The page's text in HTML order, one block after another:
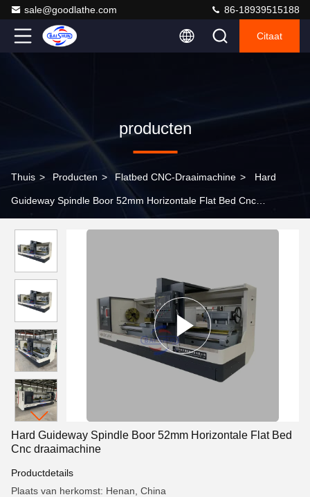
sale@goodlathe.com 86-18939515188
Citaat
producten
Thuis > Producten > Flatbed CNC-Draaimachine > Hard
Guideway Spindle Boor 52mm Horizontale Flat Bed Cnc
Hard Guideway Spindle Boor 52mm Horizontale Flat Bed
Cnc draaimachine
Productdetails
Plaats van herkomst: Henan, China